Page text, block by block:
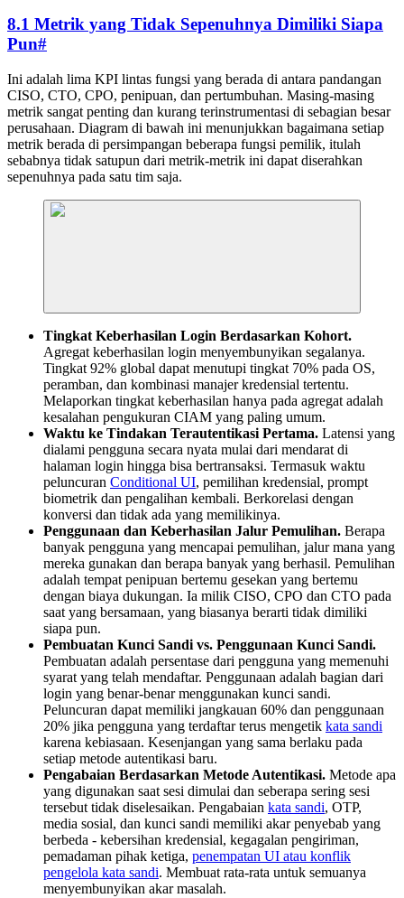
8.1 Metrik yang Tidak Sepenuhnya Dimiliki Siapa
Pun#
Ini adalah lima KPI lintas fungsi yang berada di antara pandangan
CISO, CTO, CPO, penipuan, dan pertumbuhan. Masing-masing
metrik sangat penting dan kurang terinstrumentasi di sebagian besar
perusahaan. Diagram di bawah ini menunjukkan bagaimana setiap
metrik berada di persimpangan beberapa fungsi pemilik, itulah
sebabnya tidak satupun dari metrik-metrik ini dapat diserahkan
sepenuhnya pada satu tim saja.
Tingkat Keberhasilan Login Berdasarkan Kohort.
Agregat keberhasilan login menyembunyikan segalanya.
Tingkat 92% global dapat menutupi tingkat 70% pada OS,
peramban, dan kombinasi manajer kredensial tertentu.
Melaporkan tingkat keberhasilan hanya pada agregat adalah
kesalahan pengukuran CIAM yang paling umum.
Waktu ke Tindakan Terautentikasi Pertama. Latensi yang
dialami pengguna secara nyata mulai dari mendarat di
halaman login hingga bisa bertransaksi. Termasuk waktu
peluncuran Conditional UI, pemilihan kredensial, prompt
biometrik dan pengalihan kembali. Berkorelasi dengan
konversi dan tidak ada yang memilikinya.
Penggunaan dan Keberhasilan Jalur Pemulihan. Berapa
banyak pengguna yang mencapai pemulihan, jalur mana yang
mereka gunakan dan berapa banyak yang berhasil. Pemulihan
adalah tempat penipuan bertemu gesekan yang bertemu
dengan biaya dukungan. Ia milik CISO, CPO dan CTO pada
saat yang bersamaan, yang biasanya berarti tidak dimiliki
siapa pun.
Pembuatan Kunci Sandi vs. Penggunaan Kunci Sandi.
Pembuatan adalah persentase dari pengguna yang memenuhi
syarat yang telah mendaftar. Penggunaan adalah bagian dari
login yang benar-benar menggunakan kunci sandi.
Peluncuran dapat memiliki jangkauan 60% dan penggunaan
20% jika pengguna yang terdaftar terus mengetik kata sandi
karena kebiasaan. Kesenjangan yang sama berlaku pada
setiap metode autentikasi baru.
Pengabaian Berdasarkan Metode Autentikasi. Metode apa
yang digunakan saat sesi dimulai dan seberapa sering sesi
tersebut tidak diselesaikan. Pengabaian kata sandi, OTP,
media sosial, dan kunci sandi memiliki akar penyebab yang
berbeda - kebersihan kredensial, kegagalan pengiriman,
pemadaman pihak ketiga, penempatan UI atau konflik
pengelola kata sandi. Membuat rata-rata untuk semuanya
menyembunyikan akar masalah.